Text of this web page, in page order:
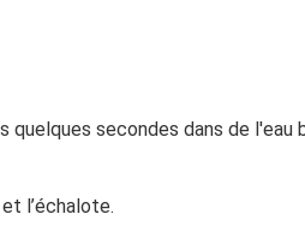
quelques secondes dans de l'eau
l’échalote.